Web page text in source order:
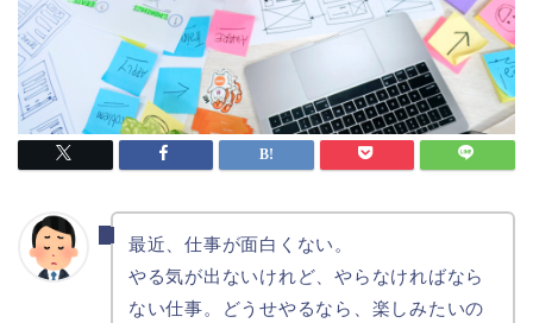
最近、仕事が面白くない。
やる気が出ないけれど、やらなければなら
ない仕事。どうせやるなら、楽しみたいの